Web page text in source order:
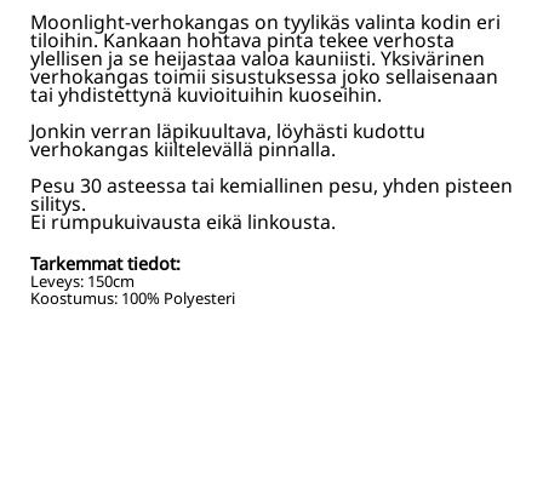
Moonlight-verhokangas on tyylikäs valinta kodin eri
tiloihin. Kankaan hohtava pinta tekee verhosta
ylellisen ja se heijastaa valoa kauniisti. Yksivärinen
verhokangas toimii sisustuksessa joko sellaisenaan
tai yhdistettynä kuvioituihin kuoseihin.
Jonkin verran läpikuultava, löyhästi kudottu
verhokangas kiiltelevällä pinnalla.
Pesu 30 asteessa tai kemiallinen pesu, yhden pisteen
silitys.
Ei rumpukuivausta eikä linkousta.
Tarkemmat tiedot:
Leveys: 150cm
Koostumus: 100% Polyesteri